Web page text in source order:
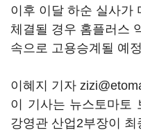
이후 이달 하순 실사가
체결될 경우 홈플러스
속으로 고용승계될 예
이혜지 기자
이 기사는 뉴스토마토
강영관 산업2부장이 최